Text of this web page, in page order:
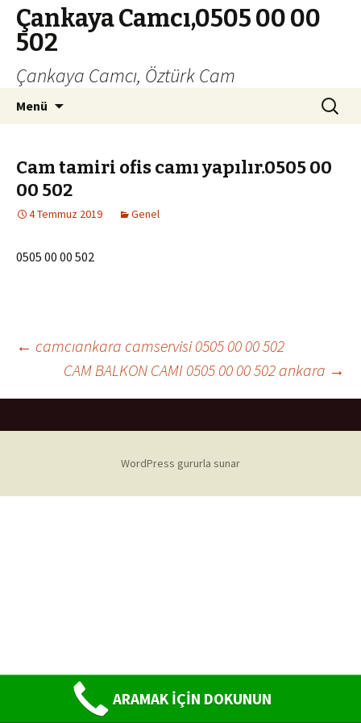
Çankaya Camcı,0505 00 00
502
Çankaya Camcı, Öztürk Cam
Menü Arama:
Cam tamiri ofis camı yapılır.0505 00
00 502
4 Temmuz 2019 Genel
0505 00 00 502
Yazı
dolaşımı
← camcıankara camservisi 0505 00 00 502
CAM BALKON CAMI 0505 00 00 502 ankara →
WordPress gururla sunar
ARAMAK İÇİN DOKUNUN